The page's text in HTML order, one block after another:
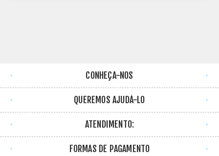
CONHEÇA-NOS
QUEREMOS AJUDÁ-LO
ATENDIMENTO:
FORMAS DE PAGAMENTO